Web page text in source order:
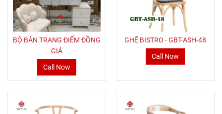
BỘ BÀN TRANG ĐIỂM ĐỒNG
GIÁ
Call Now
GHẾ BISTRO - GBT-ASH-48
Call Now